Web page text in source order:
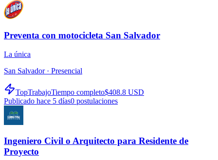
Preventa con motocicleta San Salvador
La única
San Salvador · Presencial
TopTrabajoTiempo completo$408.8 USD
Publicado hace 5 días0 postulaciones
Ingeniero Civil o Arquitecto para Residente de
Proyecto